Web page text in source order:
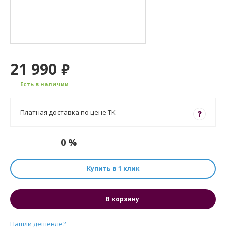
21 990 ₽
Есть в наличии
?
Платная доставка по цене ТК
0 %
Купить в 1 клик
В корзину
Нашли дешевле?